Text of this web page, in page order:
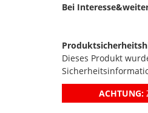
Bei
Dieses Produkt
ACHTUNG: